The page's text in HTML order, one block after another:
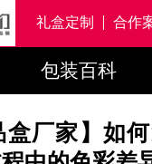
礼盒定制 合作
包装百科
盒厂家】如